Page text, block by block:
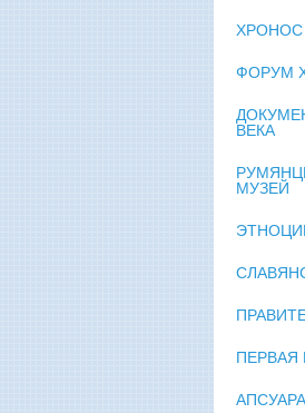
ХРОНОС
ФОРУМ
ВЕКА
МУЗЕЙ
ПЕРВАЯ
АПСУАРА